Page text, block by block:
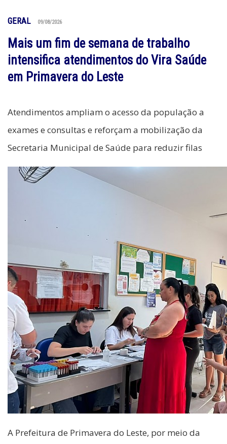
GERAL 09/08/2026
Mais um fim de semana de trabalho
intensifica atendimentos do Vira Saúde
em Primavera do Leste
Atendimentos ampliam o acesso da população a
exames e consultas e reforçam a mobilização da
Secretaria Municipal de Saúde para reduzir filas
A Prefeitura de Primavera do Leste, por meio da